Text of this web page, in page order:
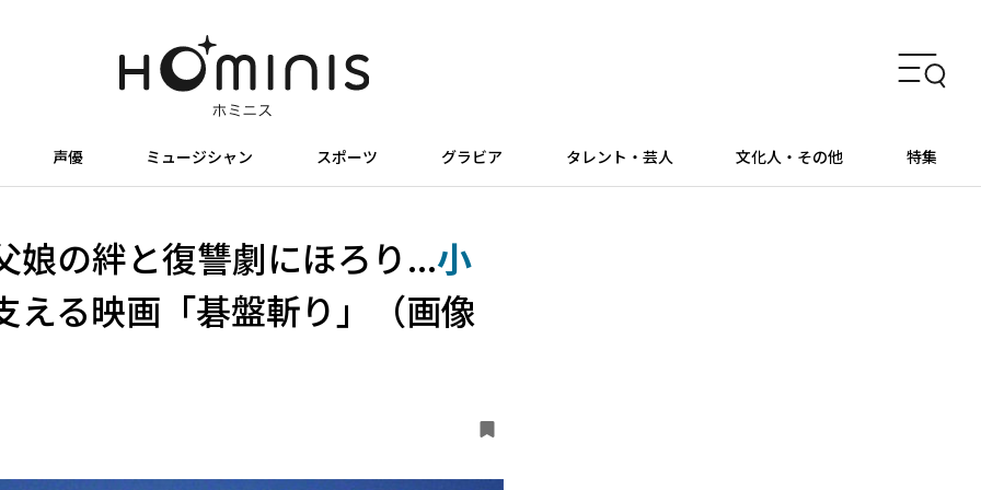
声優 ミュージシャン スポーツ グラビア タレント・芸人 文化人・その他 特集
娘の絆と復讐劇にほろり...小
える映画「碁盤斬り」（画像